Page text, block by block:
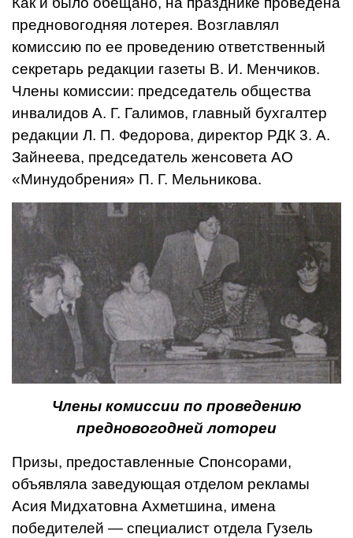
предно­вогодняя лотерея. Возглавлял
комиссию по ее проведению ответственный
секретарь ре­дакции газеты В. И. Менчиков.
Члены комиссии: председа­тель общества
инвалидов А. Г. Галимов, главный бухгалтер
редакции Л. П. Федорова, ди­ректор РДК 3. А.
Зайнеева, председатель женсовета АО
«Минудобрения» П. Г. Мель­никова.
Члены комиссии по проведению
предновогодней лотореи
Призы, предоставленные Спонсорами,
объявляла заве­дующая отделом рекламы
Асия Мидхатовна Ахметшина, имена
победителей — специа­лист отдела Гузель